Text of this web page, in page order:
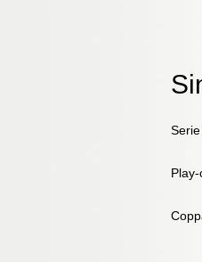
Play-